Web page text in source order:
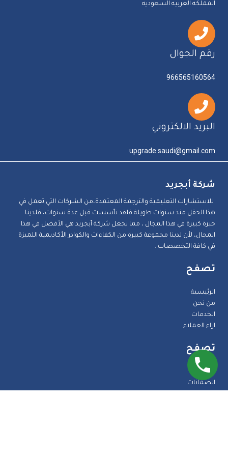
المملكه العربيه السعوديه
رقم الجوال
966565160564
البريد الالكتروني
upgrade.saudi@gmail.com
شركة أبجريد
للاستشارات التعليمية والترجمة المعتمدة،من الشركات التي تعمل في
هذا الحقل منذ سنوات طويلة فلقد تأسست قبل عدة سنوات، فلدينا
خبرة كبيرة في هذا المجال ، مما يجعل شركة أبجريد هي الأفضل في هذا
المجال، لأن لدينا مجموعة كبيرة من الكفاءات والكوادر الأكاديمية اللميزة
في كافة التخصصات .
تصفح
الرئيسية
من نحن
الخدمات
اراء العملاء
تصفح
المدونة
الضمانات